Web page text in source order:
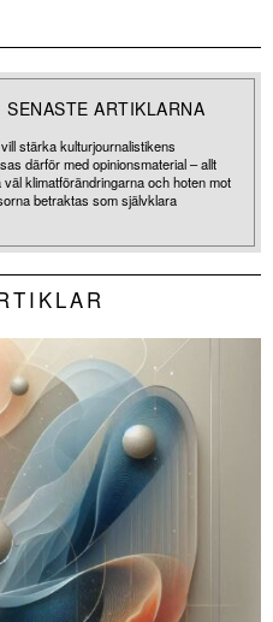
SENASTE ARTIKLARNA
stärka kulturjournalistikens
därför med opinionsmaterial – allt
klimatförändringarna och hoten mot
betraktas som självklara